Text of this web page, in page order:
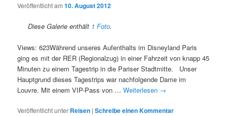
Veröffentlicht am10. August 2012
Diese Galerie enthält 1 Foto.
Views: 623Während unseres Aufenthalts im Disneyland Paris
ging es mit der RER (Regionalzug) in einer Fahrzeit von knapp 45
Minuten zu einem Tagestrip in die Pariser Stadtmitte. Unser
Hauptgrund dieses Tagestrips war nachfolgende Dame im
Louvre. Mit einem VIP-Pass von …Weiterlesen →
Veröffentlicht unter Reisen |Schreibe einen Kommentar